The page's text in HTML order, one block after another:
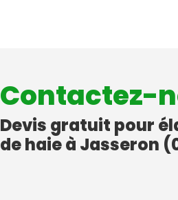
Contactez-
Devis gratuit pour
de haie à Jasseron